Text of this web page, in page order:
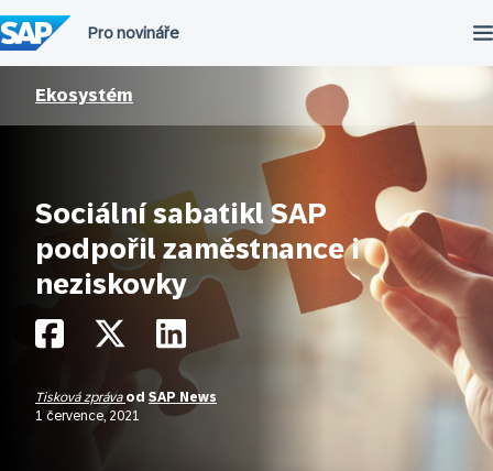
na
obsah
Ekosystém
Sociální sabatikl SAP
podpořil zaměstnance i
neziskovky
Tisková zpráva od SAP News
1 července, 2021